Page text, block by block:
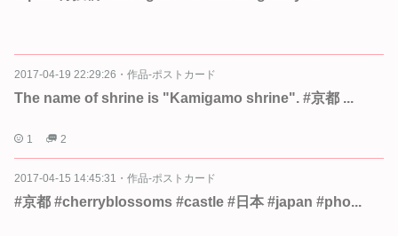
2017-04-19 22:29:26 ・ 作品-ポストカード
The name of shrine is "Kamigamo shrine". #京都 ...
1 2
2017-04-15 14:45:31 ・ 作品-ポストカード
#京都 #cherryblossoms #castle #日本 #japan #pho...